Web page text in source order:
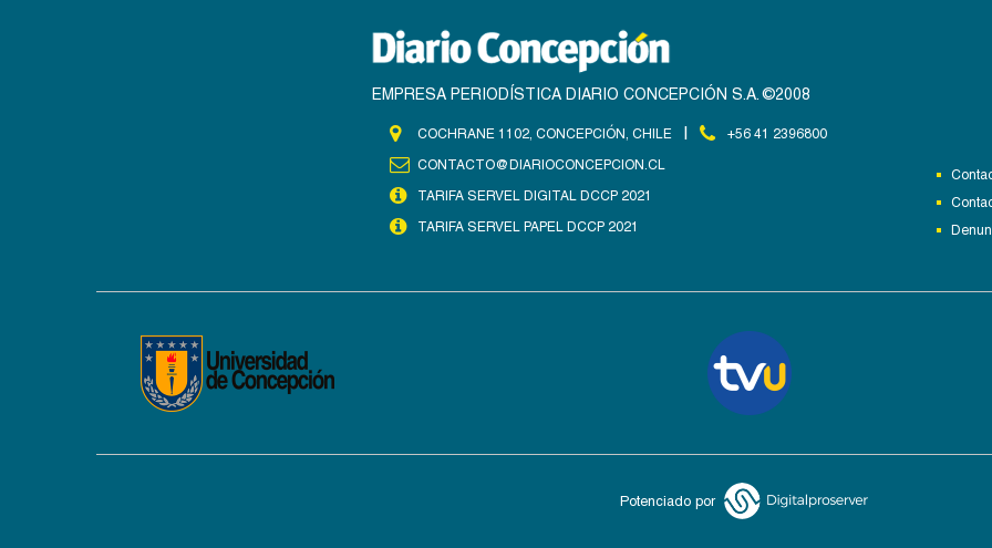
EMPRESA PERIODÍSTICA DIARIO CONCEPCIÓN S.A. ©2008
COCHRANE 1102, CONCEPCIÓN, CHILE
+56 41 2396800
CONTACTO@DIARIOCONCEPCION.CL
TARIFA SERVEL DIGITAL DCCP 2021
TARIFA SERVEL PAPEL DCCP 2021
Potenciado por